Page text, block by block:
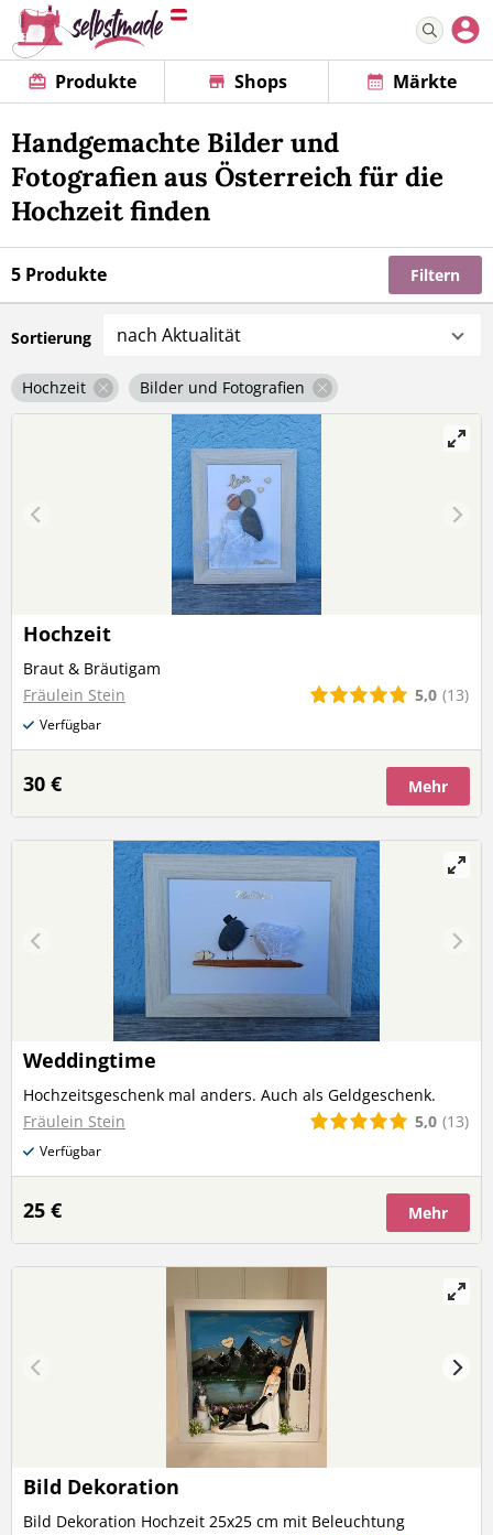
Produkte Shops Märkte
Handgemachte Bilder und
Fotografien aus Österreich für die
Hochzeit finden
5 Produkte Filtern
Sortierung nach Aktualität
Hochzeit Bilder und Fotografien
Hochzeit
Braut & Bräutigam
Fräulein Stein
5,0 (13)
Verfügbar
30 € Mehr
Weddingtime
Hochzeitsgeschenk mal anders. Auch als Geldgeschenk.
Fräulein Stein
5,0 (13)
Verfügbar
25 € Mehr
Bild Dekoration
Bild Dekoration Hochzeit 25x25 cm mit Beleuchtung